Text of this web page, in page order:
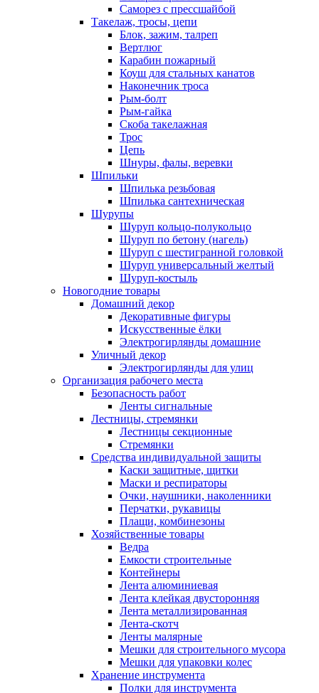
Саморез с прессшайбой
Такелаж, тросы, цепи
Блок, зажим, талреп
Вертлюг
Карабин пожарный
Коуш для стальных канатов
Наконечник троса
Рым-болт
Рым-гайка
Скоба такелажная
Трос
Цепь
Шнуры, фалы, веревки
Шпильки
Шпилька резьбовая
Шпилька сантехническая
Шурупы
Шуруп кольцо-полукольцо
Шуруп по бетону (нагель)
Шуруп с шестигранной головкой
Шуруп универсальный желтый
Шуруп-костыль
Новогодние товары
Домашний декор
Декоративные фигуры
Искусственные ёлки
Электрогирлянды домашние
Уличный декор
Электрогирлянды для улиц
Организация рабочего места
Безопасность работ
Ленты сигнальные
Лестницы, стремянки
Лестницы секционные
Стремянки
Средства индивидуальной защиты
Каски защитные, щитки
Маски и респираторы
Очки, наушники, наколенники
Перчатки, рукавицы
Плащи, комбинезоны
Хозяйственные товары
Ведра
Емкости строительные
Контейнеры
Лента алюминиевая
Лента клейкая двусторонняя
Лента металлизированная
Лента-скотч
Ленты малярные
Мешки для строительного мусора
Мешки для упаковки колес
Хранение инструмента
Полки для инструмента